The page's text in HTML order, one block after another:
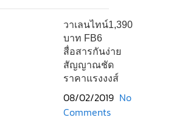
วาเลนไทน์1,390
บาท FB6
สื่อสารกันง่าย
สัญญาณชัด
ราคาแรงงงส์
08/02/2019 No
Comments